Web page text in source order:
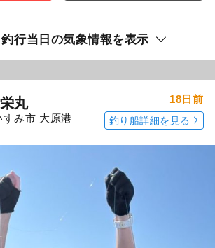
釣行当日の気象情報を表示
丸
すみ市 大原港
18日前
釣り船詳細を見る